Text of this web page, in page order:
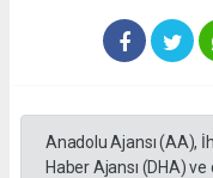
Anadolu Ajansı (AA),
Haber Ajansı (DHA)